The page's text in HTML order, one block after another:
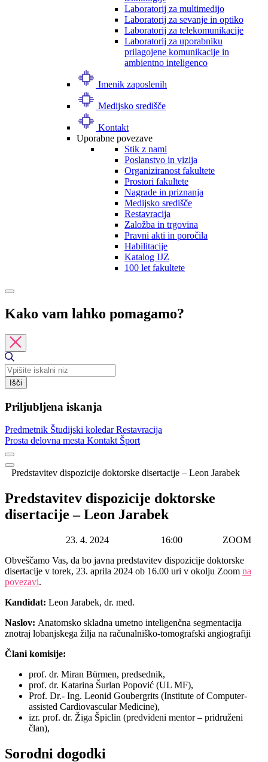
Laboratorij za multimedijo
Laboratorij za sevanje in optiko
Laboratorij za telekomunikacije
Laboratorij za uporabniku
prilagojene komunikacije in
ambientno inteligenco
Imenik zaposlenih
Medijsko središče
Kontakt
Uporabne povezave
Stik z nami
Poslanstvo in vizija
Organiziranost fakultete
Prostori fakultete
Nagrade in priznanja
Medijsko središče
Restavracija
Založba in trgovina
Pravni akti in poročila
Habilitacije
Katalog IJZ
100 let fakultete
Kako vam lahko pomagamo?
Išči
Priljubljena iskanja
Predmetnik Študijski koledarRestavracija
Prosta delovna mesta Kontakt Šport
Predstavitev dispozicije doktorske disertacije – Leon Jarabek
Predstavitev dispozicije doktorske
disertacije – Leon Jarabek
23. 4. 2024 16:00
ZOOM
Obveščamo Vas, da bo javna predstavitev dispozicije doktorske
disertacije v torek, 23. aprila 2024 ob 16.00 uri v okolju Zoom na
povezavi.
Kandidat: Leon Jarabek, dr. med.
Naslov: Anatomsko skladna umetno inteligenčna segmentacija
znotraj lobanjskega žilja na računalniško-tomografski angiografiji
Člani komisije:
prof. dr. Miran Bürmen, predsednik,
prof. dr. Katarina Šurlan Popović (UL MF),
Prof. Dr.- Ing. Leonid Goubergrits (Institute of Computer-
assisted Cardiovascular Medicine),
izr. prof. dr. Žiga Špiclin (predvideni mentor – pridruženi
član),
Sorodni dogodki